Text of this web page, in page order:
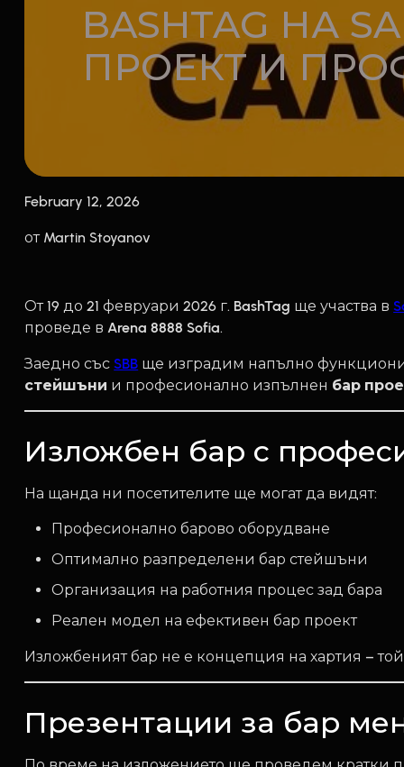
BASHTAG НА
ПРОЕКТ И
February 12, 2026
от Martin Stoyanov
От 19 до 21 февруари 2026 г. BashTag ще участва в
проведе вArena 8888 Sofia.
Заедно съсSBB ще изградим напълно
стейшъни и професионално изпълнен бар
Изложбен бар с
На щанда ни посетителите ще могат да видят:
Професионално барово оборудване
Оптимално разпределени бар стейшъни
Организация на работния процес зад бара
Реален модел на ефективен бар проект
Изложбеният бар не е концепция на хартия –
Презентации за бар